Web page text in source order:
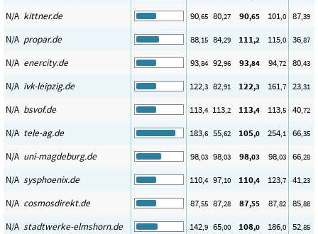
N/A kittner.de 90,65 80,27 90,65 101,0 87,39
N/A propar.de 88,15 84,29 111,2 115,0 36,87
N/A enercity.de 93,84 92,96 93,84 94,72 80,43
N/A ivk-leipzig.de 122,3 82,91 122,3 161,7 23,31
N/A bsvof.de 113,4 113,2 113,4 113,5 40,72
N/A tele-ag.de 183,6 55,62 105,0 254,1 66,35
N/A uni-magdeburg.de 98,03 98,03 98,03 98,03 66,28
N/A sysphoenix.de 110,4 97,10 110,4 123,7 41,23
N/A cosmosdirekt.de 87,55 87,28 87,55 87,82 85,88
N/A stadtwerke-elmshorn.de 142,9 65,00 108,0 186,0 52,85